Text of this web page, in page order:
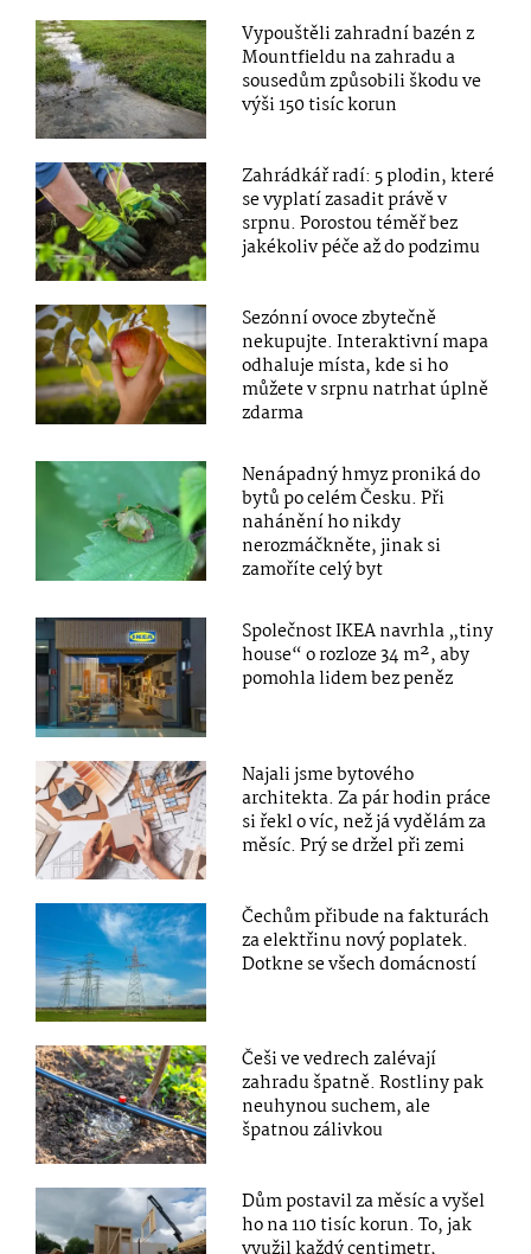
Vypouštěli zahradní bazén z
Mountfieldu na zahradu a
sousedům způsobili škodu ve
výši 150 tisíc korun
Zahrádkář radí: 5 plodin, které
se vyplatí zasadit právě v
srpnu. Porostou téměř bez
jakékoliv péče až do podzimu
Sezónní ovoce zbytečně
nekupujte. Interaktivní mapa
odhaluje místa, kde si ho
můžete v srpnu natrhat úplně
zdarma
Nenápadný hmyz proniká do
bytů po celém Česku. Při
nahánění ho nikdy
nerozmáčkněte, jinak si
zamoříte celý byt
Společnost IKEA navrhla „tiny
house“ o rozloze 34 m², aby
pomohla lidem bez peněz
Najali jsme bytového
architekta. Za pár hodin práce
si řekl o víc, než já vydělám za
měsíc. Prý se držel při zemi
Čechům přibude na fakturách
za elektřinu nový poplatek.
Dotkne se všech domácností
Češi ve vedrech zalévají
zahradu špatně. Rostliny pak
neuhynou suchem, ale
špatnou zálivkou
Dům postavil za měsíc a vyšel
ho na 110 tisíc korun. To, jak